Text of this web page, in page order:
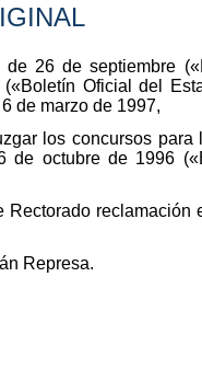
26 de septiembre
Oficial del
de marzo de 1997,
los concursos
de octubre de 1996
Represa.